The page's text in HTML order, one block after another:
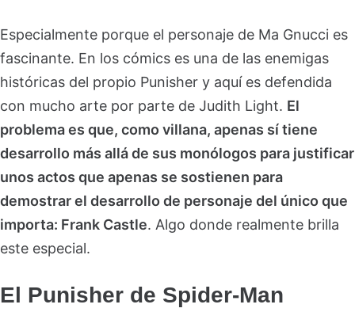
Especialmente porque el personaje de Ma Gnucci es
fascinante. En los cómics es una de las enemigas
históricas del propio Punisher y aquí es defendida
con mucho arte por parte de Judith Light. El
problema es que, como villana, apenas sí tiene
desarrollo más allá de sus monólogos para justificar
unos actos que apenas se sostienen para
demostrar el desarrollo de personaje del único que
importa: Frank Castle. Algo donde realmente brilla
este especial.
El Punisher de Spider-Man